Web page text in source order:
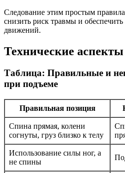
Следование этим простым
снизить риск травмы и
движений.
Технические
Таблица: Правильные и
при подъеме
Правильная позиция
Спина прямая, колени
согнуты, груз близко к телу
Использование силы ног, а
не спины